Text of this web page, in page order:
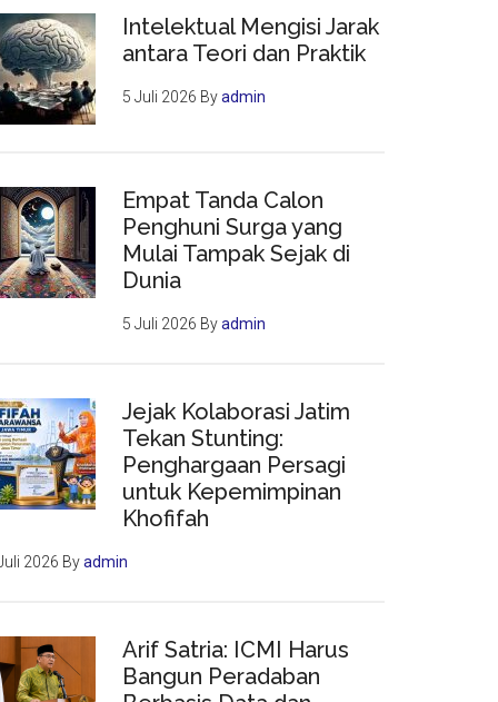
Intelektual Mengisi Jarak
antara Teori dan Praktik
5 Juli 2026 Byadmin
Empat Tanda Calon
Penghuni Surga yang
Mulai Tampak Sejak di
Dunia
5 Juli 2026 Byadmin
Jejak Kolaborasi Jatim
Tekan Stunting:
Penghargaan Persagi
untuk Kepemimpinan
Khofifah
2026 Byadmin
Arif Satria: ICMI Harus
Bangun Peradaban